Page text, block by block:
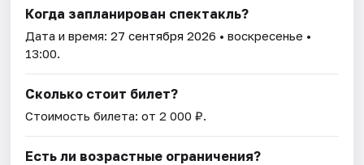
Когда запланирован спектакль?
Дата и время:27 сентября 2026 • воскресенье •
13:00.
Сколько стоит билет?
Стоимость билета: от 2 000 ₽.
Есть ли возрастные ограничения?